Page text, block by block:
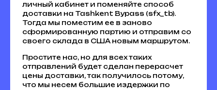
личный кабинет и поменяйте способ
доставки на Tashkent Bypass (sfx_tb).
Тогда мы поместим ее в заново
сформированную партию и отправим со
своего склада в США новым маршрутом.
Простите нас, но для всех таких
отправлений будет сделан перерасчет
цены доставки, так получилось потому,
что мы несем большие издержки по